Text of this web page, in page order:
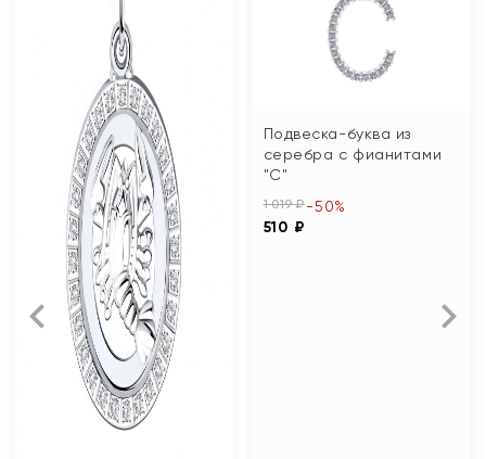
Подвеска-буква из
серебра с фианитами
"С"
1 019 ₽
510 ₽
-50%